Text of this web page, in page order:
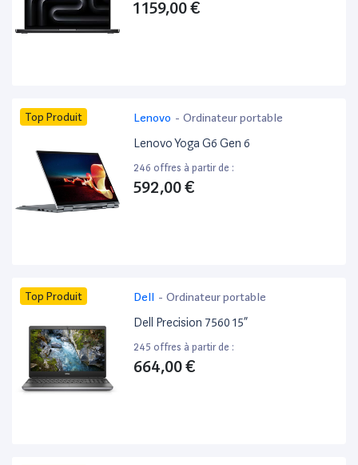
1 159,00 €
Top Produit Lenovo - Ordinateur portable
Lenovo Yoga G6 Gen 6
246 offres à partir de :
592,00 €
Top Produit Dell - Ordinateur portable
Dell Precision 7560 15”
245 offres à partir de :
664,00 €